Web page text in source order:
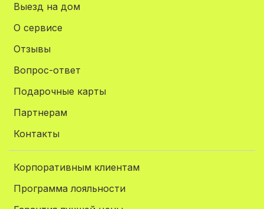
Выезд на дом
О сервисе
Отзывы
Вопрос-ответ
Подарочные карты
Партнерам
Контакты
Корпоративным клиентам
Программа лояльности